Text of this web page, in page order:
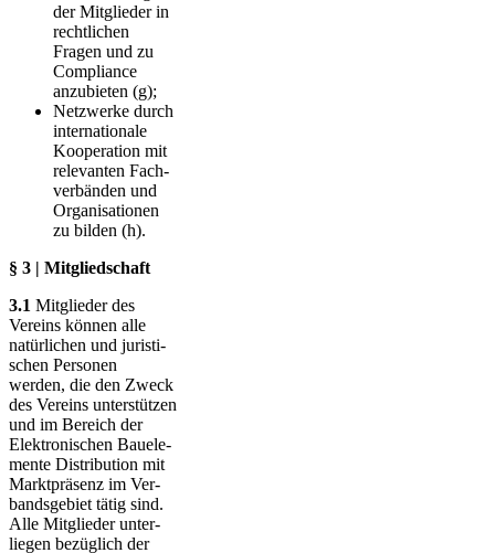
der Mitglieder in
rechtlichen
Fragen und zu
Compliance
anzubieten (g);
Netzwerke durch
internationale
Kooperation mit
relevanten Fach­
ver­bänden und
Or­ga­ni­sationen
zu bilden (h).
§ 3 | Mitgliedschaft
3.1 Mitglieder des
Vereins können alle
natür­li­chen und juris­ti­
schen Per­sonen
werden, die den Zweck
des Ver­eins unter­stüt­zen
und im Bereich der
Elektronischen Bau­ele­
mente Distri­bution mit
Markt­präsenz im Ver­
bands­ge­biet tätig sind.
Alle Mit­glieder unter­
liegen bezüglich der